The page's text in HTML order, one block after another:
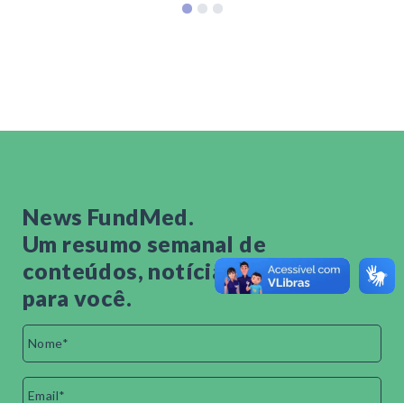
News FundMed.
Um resumo semanal de
conteúdos, notícias e eventos
para você.